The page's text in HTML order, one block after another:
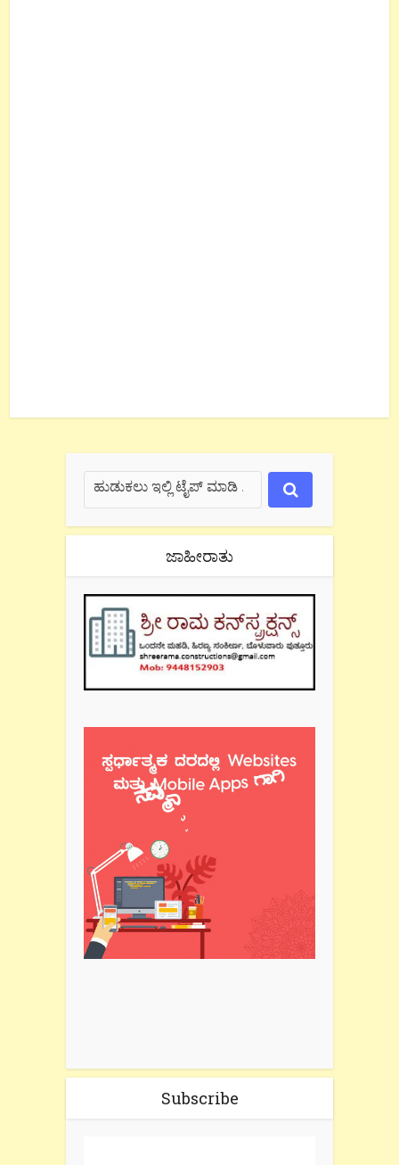
ಜಾಹೀರಾತು
Subscribe